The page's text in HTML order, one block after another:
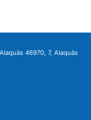
46970, 7, Alaquàs